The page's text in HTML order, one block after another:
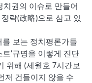
권의 이슈로 만들어
략(政略)으로 삼고 있
를 보는 정치평론가들
’규명을 이렇게 진단
위해 (세월호 7시간보
저 건들이지 않을 수